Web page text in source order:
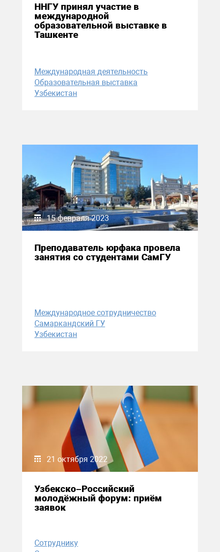
ННГУ принял участие в
международной
образовательной выставке в
Ташкенте
Международная деятельность
Образовательная выставка
Узбекистан
15 февраля 2023
Преподаватель юрфака провела
занятия со студентами СамГУ
Международное сотрудничество
Самаркандский ГУ
Узбекистан
21 октября 2022
Узбекско–Российский
молодёжный форум: приём
заявок
Сотруднику